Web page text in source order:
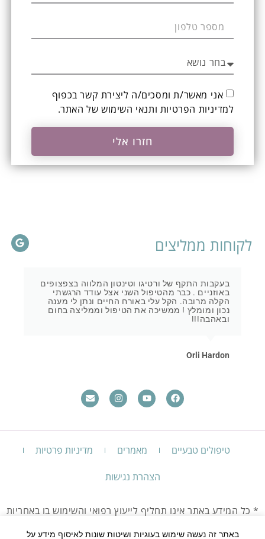
אני מאשר/ת ומסכים/ה ליצירת קשר בכפוף
למדיניות הפרטיות ותנאי השימוש של האתר.
חזרו אלי
לקוחות ממליצים
בעקבות התקף של ורטיגו וטינטון המלווה בצפצופים
באוזניים . כבר מהטיפול השני אצל עודד הרגשתי
הקלה מרובה. הקל עלי באורח החיים ונתן לי מענה
נכון ומומלץ ! ממשיכה את הטיפול וממליצה בחום
ובאהבה!!!
Orli Hardon
טיפולים טבעיים מאמרים מדיניות פרטיות
הצהרת נגישות
* כל המידע באתר אינו תחליף לייעוץ רפואי והשימוש בו באחריות
יש להיוועץ עם רופא בכל מקרה שאינך חש בטוב.
באתר זה נעשה שימוש בעוגיות ושיטות שונות לאיסוף מידע על